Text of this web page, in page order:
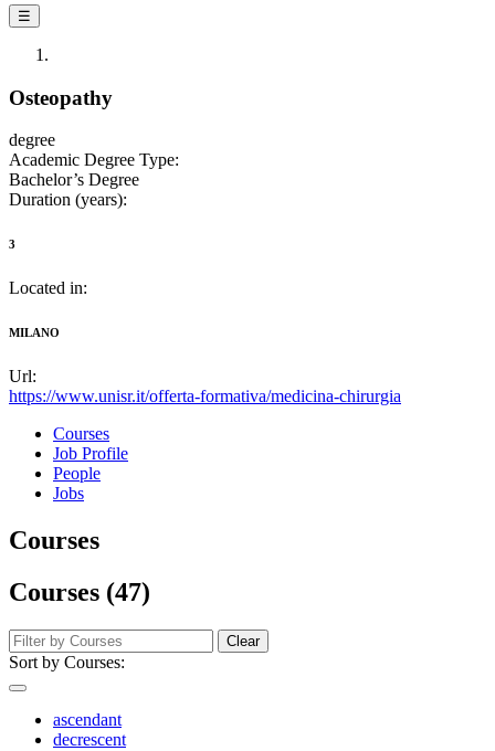
☰
Osteopathy
degree
Academic Degree Type:
Bachelor’s Degree
Duration (years):
3
Located in:
MILANO
Url:
https://www.unisr.it/offerta-formativa/medicina-chirurgia
Courses
Job Profile
People
Jobs
Courses
Courses (47)
Clear
Sort by Courses:
ascendant
decrescent